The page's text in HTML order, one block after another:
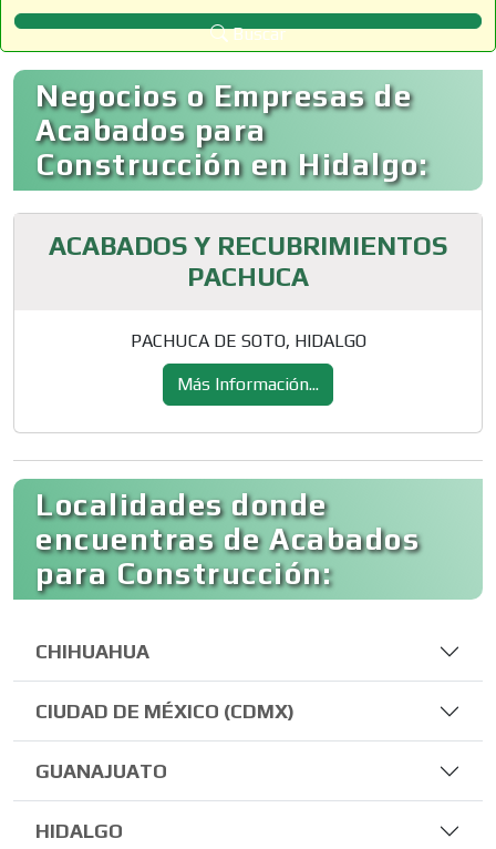
Buscar
Negocios o Empresas de
Acabados para
Construcción en Hidalgo:
ACABADOS Y RECUBRIMIENTOS
PACHUCA
PACHUCA DE SOTO, HIDALGO
Más Información...
Localidades donde
encuentras de Acabados
para Construcción:
CHIHUAHUA
CIUDAD DE MÉXICO (CDMX)
GUANAJUATO
HIDALGO